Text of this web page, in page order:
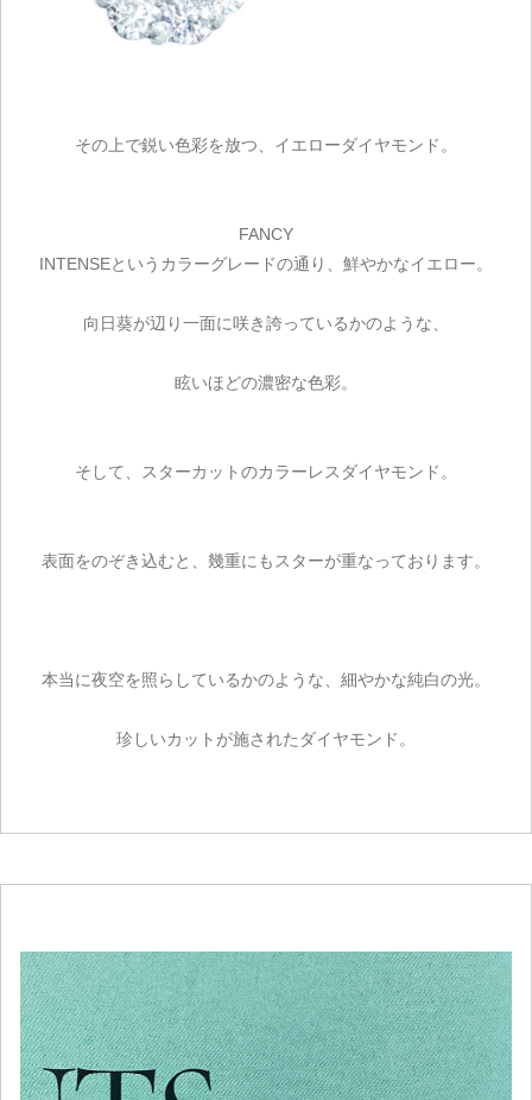
その上で鋭い色彩を放つ、イエローダイヤモンド。
FANCY
INTENSEというカラーグレードの通り、鮮やかなイエロー。
向日葵が辺り一面に咲き誇っているかのような、
眩いほどの濃密な色彩。
そして、スターカットのカラーレスダイヤモンド。
表面をのぞき込むと、幾重にもスターが重なっております。
本当に夜空を照らしているかのような、細やかな純白の光。
珍しいカットが施されたダイヤモンド。